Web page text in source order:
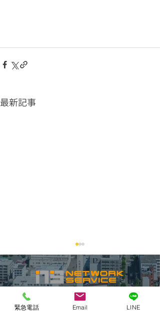
最新記事
緊急電話 Email LINE